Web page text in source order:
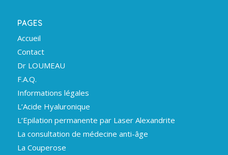
PAGES
Accueil
Contact
Dr LOUMEAU
F.A.Q.
Informations légales
L’Acide Hyaluronique
L’Epilation permanente par Laser Alexandrite
La consultation de médecine anti-âge
La Couperose